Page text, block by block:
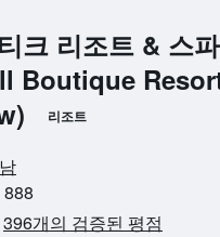
크 리조트 & 스
Boutique
리조트
396개의 검증된 평점